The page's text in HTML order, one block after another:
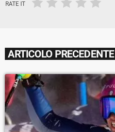
RATE IT
ARTICOLO PRECEDENTE